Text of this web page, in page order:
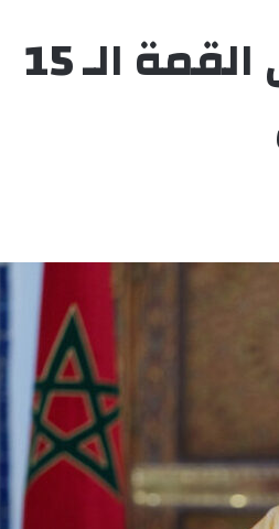
جلالة الملك يوجه خطابا إلى القمة الـ 15